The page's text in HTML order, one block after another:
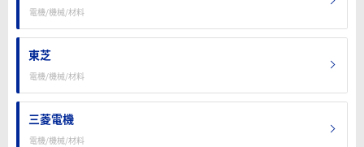
電機/機械/材料
東芝
電機/機械/材料
三菱電機
電機/機械/材料